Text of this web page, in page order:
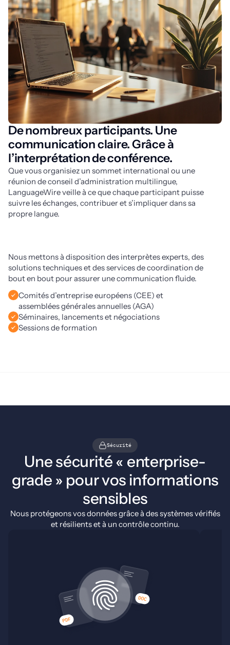
De nombreux participants. Une
communication claire. Grâce à
l’interprétation de conférence.
Que vous organisiez un sommet international ou une
réunion de conseil d’administration multilingue,
LanguageWire veille à ce que chaque participant puisse
suivre les échanges, contribuer et s’impliquer dans sa
propre langue.
Nous mettons à disposition des interprètes experts, des
solutions techniques et des services de coordination de
bout en bout pour assurer une communication fluide.
Comités d’entreprise européens (CEE) et
assemblées générales annuelles (AGA)
Séminaires, lancements et négociations
Sessions de formation
Sécurité
Une sécurité « enterprise-
grade » pour vos informations
sensibles
Nous protégeons vos données grâce à des systèmes vérifiés
et résilients et à un contrôle continu.